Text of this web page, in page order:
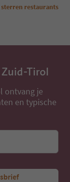
restaurants
Tirol
ontvang je
en typische